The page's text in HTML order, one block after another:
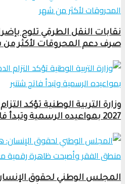
نقابات النقل الطرقي تلوح
صرف دعم المحروقات لأكثر
2027 بمواعيده الرسمية وتبدأ فاتح شتنبر
المجلس الوطني لحقوق